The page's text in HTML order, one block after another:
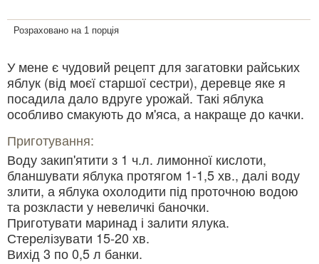
Розраховано на 1 порція
У мене є чудовий рецепт для загатовки райських
яблук (від моєї старшої сестри), деревце яке я
посадила дало вдруге урожай. Такі яблука
особливо смакують до м'яса, а накраще до качки.
Приготування:
Воду закип'ятити з 1 ч.л. лимонної кислоти,
бланшувати яблука протягом 1-1,5 хв., далі воду
злити, а яблука охолодити під проточною водою
та розкласти у невеличкі баночки.
Приготувати маринад і залити ялука.
Стерелізувати 15-20 хв.
Вихід 3 по 0,5 л банки.